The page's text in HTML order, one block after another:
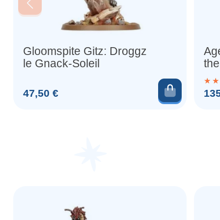
Gloomspite Gitz: Droggz
le Gnack-Soleil
Prix
47,50 € AjouterPrix